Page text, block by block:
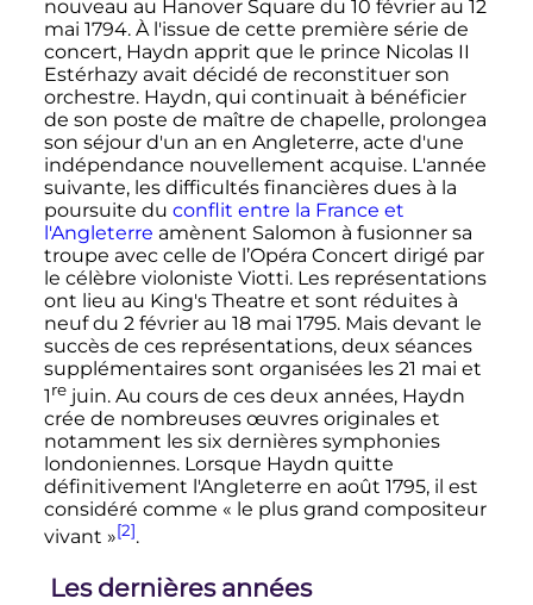
nouveau au Hanover Square du 10 févrierau 12
mai 1794. À l'issue de cette première série de
concert, Haydn apprit que le prince Nicolas II
Estérhazy avait décidé de reconstituer son
orchestre. Haydn, qui continuait à bénéficier
de son poste de maître de chapelle, prolongea
son séjour d'un an en Angleterre, acte d'une
indépendance nouvellement acquise. L'année
suivante, les difficultés financières dues à la
poursuite du conflit entre la France et
l'Angleterre amènent Salomon à fusionner sa
troupe avec celle de l’Opéra Concert dirigé par
le célèbre violoniste Viotti. Les représentations
ont lieu au King's Theatre et sont réduites à
neuf du 2 févrierau 18 mai 1795. Mais devant le
succès de ces représentations, deux séances
supplémentaires sont organisées les 21 mai et
1rejuin. Au cours de ces deux années, Haydn
crée de nombreuses œuvres originales et
notamment les six dernières symphonies
londoniennes. Lorsque Haydn quitte
définitivement l'Angleterre en août 1795, il est
considéré comme « le plus grand compositeur
vivant »[2].
Les dernières années